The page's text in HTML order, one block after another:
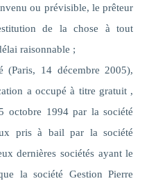
ou prévisible, le prêteur
de la chose à tout
raisonnable ;
(Paris, 14 décembre 2005),
a occupé à titre gratuit ,
octobre 1994 par la société
pris à bail par la société
dernières sociétés ayant le
la société Gestion Pierre